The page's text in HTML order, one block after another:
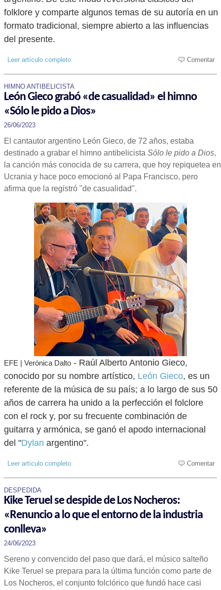
folklore y comparte algunos temas de su autoría en un
formato tradicional, siempre abierto a las influencias
del presente.
Leer artículo completo Comentar
HIMNO ANTIBELICISTA
León Gieco grabó «de casualidad» el himno
«Sólo le pido a Dios»
26/06/2023
El cantautor argentino León Gieco, de 72 años, estaba
destinado a grabar el himno antibelicista Sólo le pido a Dios,
la canción más conocida de su carrera, que hoy repiquetea en
Ucrania y hace poco emocionó al Papa Francisco, pero
afirma que la registró "de casualidad".
EFE | Verónica Dalto - Raúl Alberto Antonio Gieco,
conocido por su nombre artístico, León Gieco, es un
referente de la música de su país; a lo largo de sus 50
años de carrera ha unido a la perfección el folclore
con el rock y, por su frecuente combinación de
guitarra y armónica, se ganó el apodo internacional
del "Dylan argentino".
Leer artículo completo Comentar
DESPEDIDA
Kike Teruel se despide de Los Nocheros:
«Renuncio a lo que el entorno de la industria
conlleva»
24/06/2023
Sereno y convencido del paso que dará, el músico salteño
Kike Teruel se prepara para la última función como parte de
Los Nocheros, el conjunto folclórico que fundó hace casi